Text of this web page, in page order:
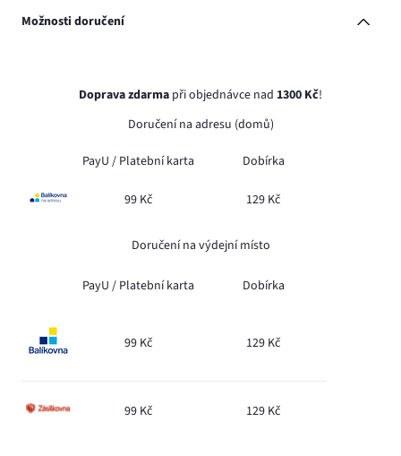
Možnosti doručení
Doprava zdarma při objednávce nad 1300 Kč!
Doručení na adresu (domů)
PayU / Platební karta Dobírka
99 Kč 129 Kč
Doručení na výdejní místo
PayU / Platební karta Dobírka
99 Kč 129 Kč
99 Kč 129 Kč